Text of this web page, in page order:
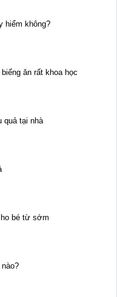
hiểm không?
ăn rất khoa học
quả tại nhà
bé từ sớm